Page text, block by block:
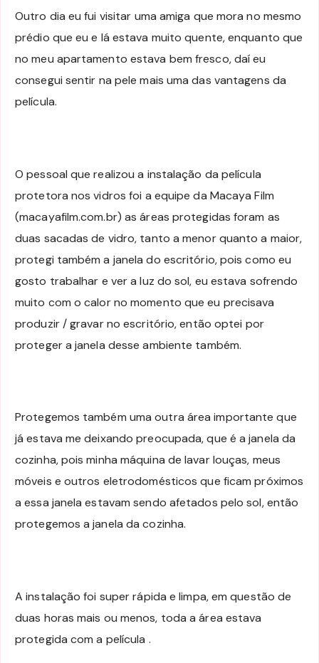
Outro dia eu fui visitar uma amiga que mora no mesmo
prédio que eu e lá estava muito quente, enquanto que
no meu apartamento estava bem fresco, daí eu
consegui sentir na pele mais uma das vantagens da
película.
O pessoal que realizou a instalação da película
protetora nos vidros foi a equipe da Macaya Film
(macayafilm.com.br) as áreas protegidas foram as
duas sacadas de vidro, tanto a menor quanto a maior,
protegi também a janela do escritório, pois como eu
gosto trabalhar e ver a luz do sol, eu estava sofrendo
muito com o calor no momento que eu precisava
produzir / gravar no escritório, então optei por
proteger a janela desse ambiente também.
Protegemos também uma outra área importante que
já estava me deixando preocupada, que é a janela da
cozinha, pois minha máquina de lavar louças, meus
móveis e outros eletrodomésticos que ficam próximos
a essa janela estavam sendo afetados pelo sol, então
protegemos a janela da cozinha.
A instalação foi super rápida e limpa, em questão de
duas horas mais ou menos, toda a área estava
protegida com a película .